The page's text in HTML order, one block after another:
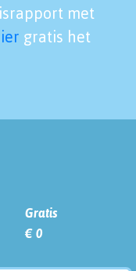
met
gratis het
Gratis
€ 0